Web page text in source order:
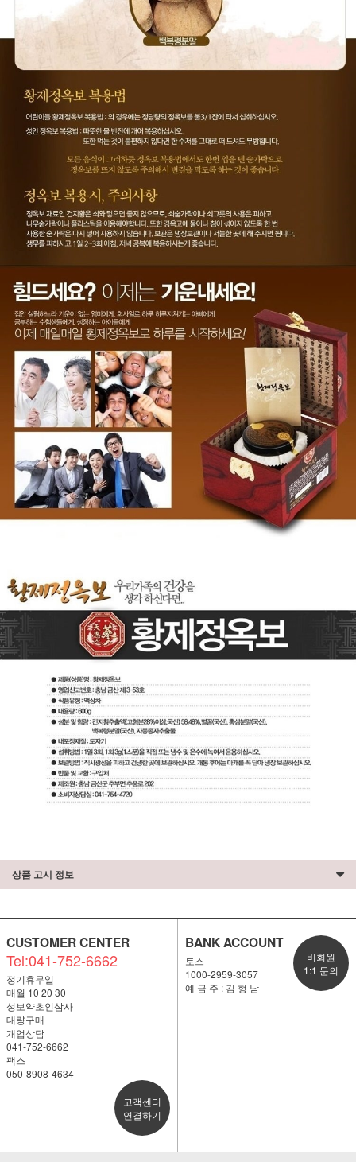
상품 고시 정보
CUSTOMER CENTER
Tel:041-752-6662
정기휴무일
매월 10 20 30
성보약초인삼사
대량구매
개업상담
041-752-6662
팩스
050-8908-4634
고객센터
연결하기
BANK ACCOUNT
토스
1000-2959-3057
예 금 주 : 김 형 남
비회원
1:1 문의